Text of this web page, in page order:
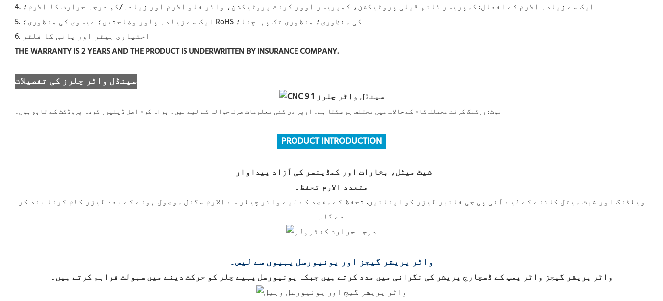
4. ایک سے زیادہ الارم کے افعال: کمپریسر ٹائم ڈیلی پروٹیکشن، کمپریسر اوور کرنٹ پروٹیکشن، واٹر فلو الارم اور زیادہ/کم درجہ حرارت کا الارم؛
5. ایک سے زیادہ پاور وضاحتیں؛ عیسوی کی منظوری؛ RoHS کی منظوری؛ منظوری تک پہنچنا؛
6. اختیاری ہیٹر اور پانی کا فلٹر
THE WARRANTY IS 2 YEARS AND THE PRODUCT IS UNDERWRITTEN BY INSURANCE COMPANY.
سپنڈل واٹر چلرز کی تفصیلات
نوٹ: ورکنگ کرنٹ مختلف کام کے حالات میں مختلف ہو سکتا ہے۔ اوپر دی گئی معلومات صرف حوالہ کے لیے ہیں۔ براہ کرم اصل ڈیلیور کردہ پروڈکٹ کے تابع ہوں۔
PRODUCT INTRODUCTION
شیٹ میٹل، بخارات اور کمڈینسر کی آزاد پیداوار
متعدد الارم تحفظ۔
ویلڈنگ اور شیٹ میٹل کاٹنے کے لیے آئی پی جی فائبر لیزر کو اپنائیں. تحفظ کے مقصد کے لیے واٹر چیلر سے الارم سگنل موصول ہونے کے بعد لیزر کام کرنا بند کر
دے گا۔
واٹر پریشر گیجز اور یونیورسل پہیوں سے لیس۔
واٹر پریشر گیجز واٹر پمپ کے ڈسچارج پریشر کی نگرانی میں مدد کرتے ہیں جبکہ یونیورسل پہیے چلر کو حرکت دینے میں سہولت فراہم کرتے ہیں۔